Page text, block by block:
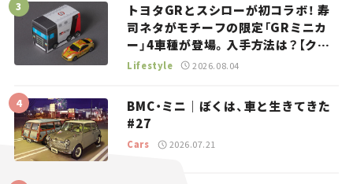
トヨタGRとスシローが初コラボ！ 寿
司ネタがモチーフの限定「GRミニカ
ー」4車種が登場。入手方法は？【クル
マとホビー】
Lifestyle 2026.08.04
BMC・ミニ｜ぼくは、車と生きてきた
#27
Cars 2026.07.21